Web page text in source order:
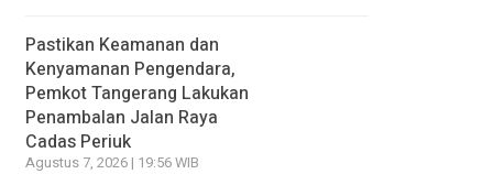
Pastikan Keamanan dan
Kenyamanan Pengendara,
Pemkot Tangerang Lakukan
Penambalan Jalan Raya
Cadas Periuk
Agustus 7, 2026 | 19:56 WIB